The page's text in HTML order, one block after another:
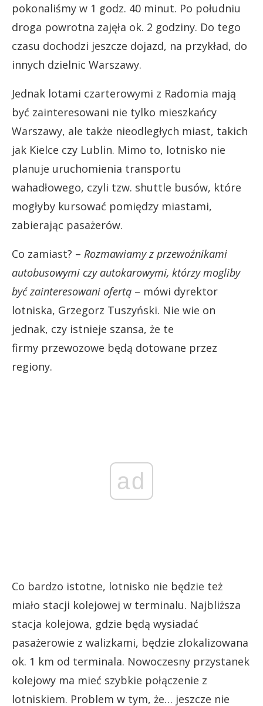
pokonaliśmy w 1 godz. 40 minut. Po południu
droga powrotna zajęła ok. 2 godziny. Do tego
czasu dochodzi jeszcze dojazd, na przykład, do
innych dzielnic Warszawy.
Jednak lotami czarterowymi z Radomia mają
być zainteresowani nie tylko mieszkańcy
Warszawy, ale także nieodległych miast, takich
jak Kielce czy Lublin. Mimo to, lotnisko nie
planuje uruchomienia transportu
wahadłowego, czyli tzw. shuttle busów, które
mogłyby kursować pomiędzy miastami,
zabierając pasażerów.
Co zamiast? – Rozmawiamy z przewoźnikami
autobusowymi czy autokarowymi, którzy mogliby
być zainteresowani ofertą – mówi dyrektor
lotniska, Grzegorz Tuszyński. Nie wie on
jednak, czy istnieje szansa, że te
firmy przewozowe będą dotowane przez
regiony.
ad
Co bardzo istotne, lotnisko nie będzie też
miało stacji kolejowej w terminalu. Najbliższa
stacja kolejowa, gdzie będą wysiadać
pasażerowie z walizkami, będzie zlokalizowana
ok. 1 km od terminala. Nowoczesny przystanek
kolejowy ma mieć szybkie połączenie z
lotniskiem. Problem w tym, że… jeszcze nie